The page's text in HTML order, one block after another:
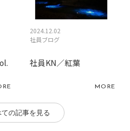
2024.12.02
社員ブログ
社員KN／紅葉
MORE
の記事を見る